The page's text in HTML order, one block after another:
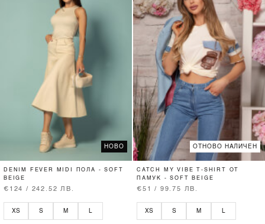
НОВО
DENIM FEVER MIDI ПОЛА - SOFT
BEIGE
€124 / 242.52 ЛВ.
XS S M L
ОТНОВО НАЛИЧЕН
CATCH MY VIBE T-SHIRT ОТ
ПАМУК - SOFT BEIGE
€51 / 99.75 ЛВ.
XS S M L